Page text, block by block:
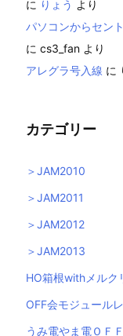
に りょう より
パソコンからセン
に cs3_fan より
アレグラ号入線 に
カテゴリー
＞JAM2010
＞JAM2011
＞JAM2012
＞JAM2013
HO箱根withメルク
OFF会モジュール
うみ電やま電ＯＦ